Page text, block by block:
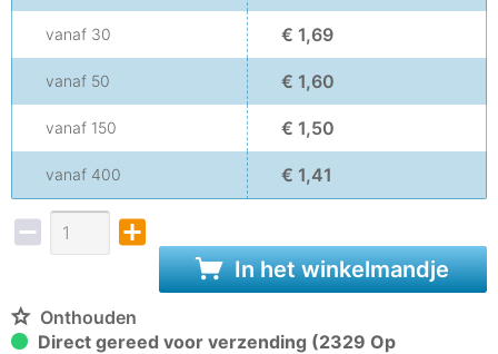
vanaf 30 € 1,69
vanaf 50 € 1,60
vanaf 150 € 1,50
vanaf 400 € 1,41
In het winkelmandje
Onthouden
Direct gereed voor verzending (2329 Op